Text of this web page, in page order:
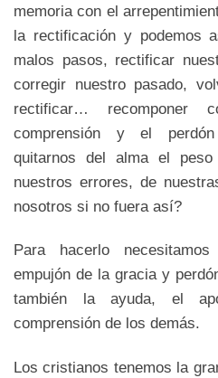
memoria con el
la rectificación y podemos
malos pasos, rectificar
corregir nuestro pasado,
rectificar…
comprensión y el
quitarnos del alma el
nuestros errores, de
nosotros si no fuera así?
Para hacerlo
empujón de la gracia y
también la ayuda, el
comprensión de los demás.
Los cristianos tenemos la